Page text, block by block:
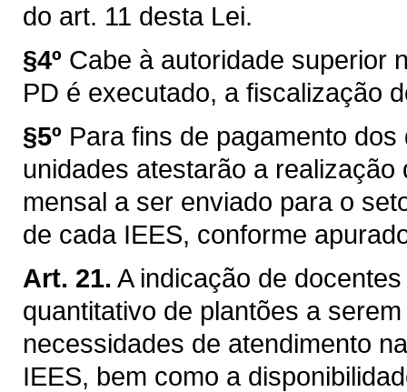
do art. 11 desta Lei.
§4º Cabe à autoridade superior
PD é executado, a fiscalização
§5º Para fins de pagamento
unidades atestarão a
mensal a ser enviado para o
de cada IEES, conforme
Art. 21. A indicação de
quantitativo de plantões a
necessidades de atendimento
IEES, bem como a